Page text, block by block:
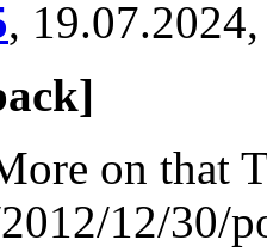
,
on that
12/30/